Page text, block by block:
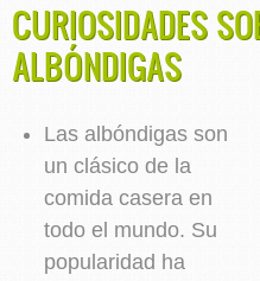
CURIOSIDADES
ALBÓNDIGAS
Las albóndigas son
un clásico de la
comida casera en
todo el mundo. Su
popularidad ha